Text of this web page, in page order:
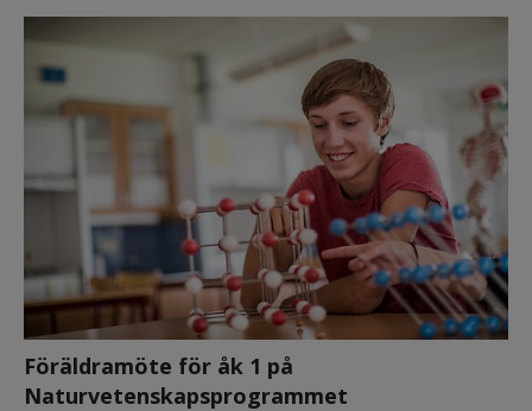
Föräldramöte för åk 1 på
Naturvetenskapsprogrammet